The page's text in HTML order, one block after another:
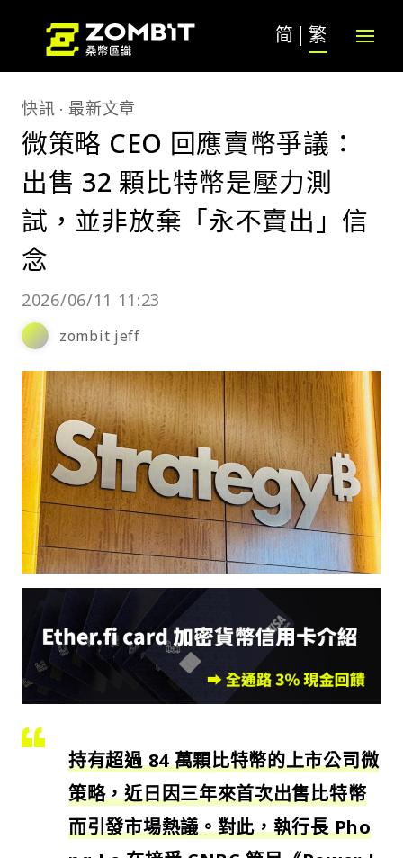
简 繁
快訊 最新文章
微策略 CEO 回應賣幣爭議：
出售 32 顆比特幣是壓力測
試，並非放棄「永不賣出」信
念
2026/06/11 11:23
zombit jeff
持有超過 84 萬顆比特幣的上市公司微
策略，近日因三年來首次出售比特幣
而引發市場熱議。對此，執行長 Pho